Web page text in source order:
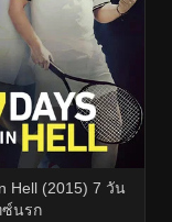
Hell (2015) 7 วัน
นรก